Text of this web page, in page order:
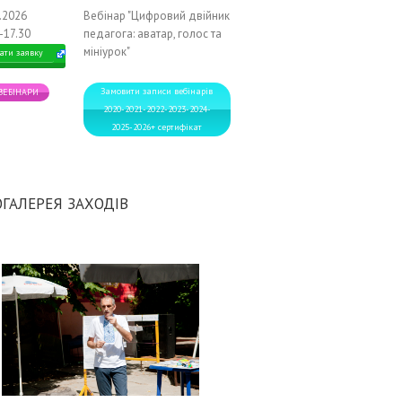
заявку
Вебінар "Цифровий двійник
педагога: аватар, голос та
мініурок"
Замовити записи вебінарів
2020-2021-2022-2023-2024-
2025-2026+ сертифікат
ЗАХОДІВ